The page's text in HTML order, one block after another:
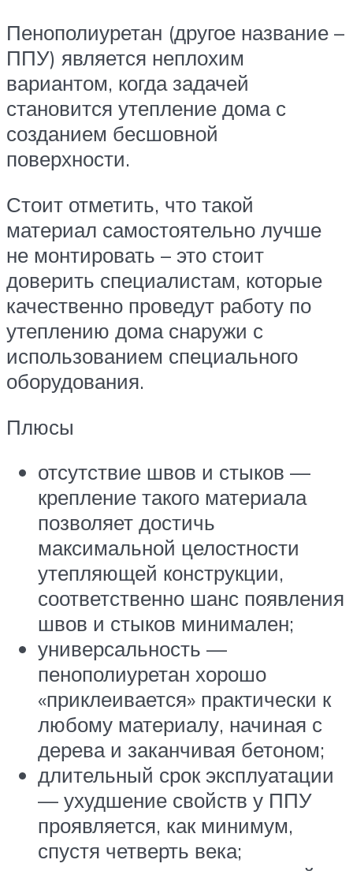
Пенополиуретан (другое название –
ППУ) является неплохим
вариантом, когда задачей
становится утепление дома с
созданием бесшовной
поверхности.
Стоит отметить, что такой
материал самостоятельно лучше
не монтировать – это стоит
доверить специалистам, которые
качественно проведут работу по
утеплению дома снаружи с
использованием специального
оборудования.
Плюсы
отсутствие швов и стыков —
крепление такого материала
позволяет достичь
максимальной целостности
утепляющей конструкции,
соответственно шанс появления
швов и стыков минимален;
универсальность —
пенополиуретан хорошо
«приклеивается» практически к
любому материалу, начиная с
дерева и заканчивая бетоном;
длительный срок эксплуатации
— ухудшение свойств у ППУ
проявляется, как минимум,
спустя четверть века;